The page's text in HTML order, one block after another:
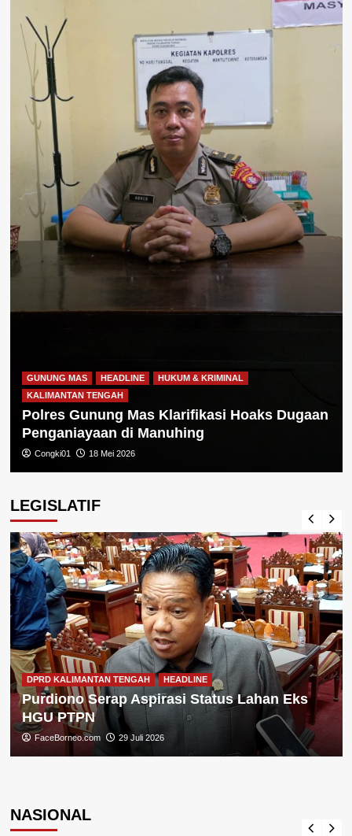
GUNUNG MAS HEADLINE
HUKUM & KRIMINAL
KALIMANTAN TENGAH
Polres Gunung Mas Klarifikasi Hoaks Dugaan
Penganiayaan di Manuhing
Congki01 18 Mei 2026
LEGISLATIF
DPRD KALIMANTAN TENGAH HEADLINE
Purdiono Serap Aspirasi Status Lahan Eks
HGU PTPN
FaceBorneo.com 29 Juli 2026
NASIONAL